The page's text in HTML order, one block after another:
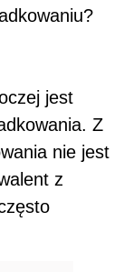
jest
Z
nie jest
z